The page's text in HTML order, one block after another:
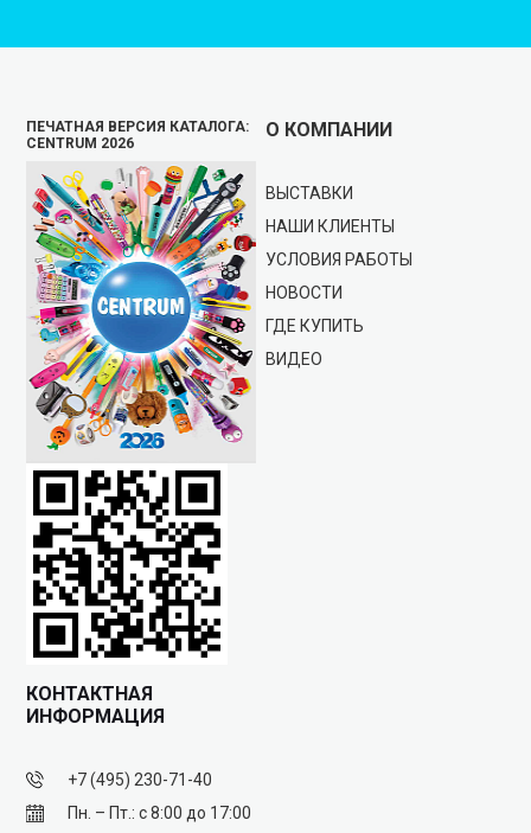
ПЕЧАТНАЯ ВЕРСИЯ КАТАЛОГА:
CENTRUM 2026
О КОМПАНИИ
ВЫСТАВКИ
НАШИ КЛИЕНТЫ
УСЛОВИЯ РАБОТЫ
НОВОСТИ
ГДЕ КУПИТЬ
ВИДЕО
КОНТАКТНАЯ
ИНФОРМАЦИЯ
+7 (495) 230-71-40
Пн. – Пт.: с 8:00 до 17:00